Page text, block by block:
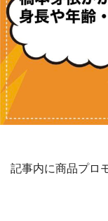
記事内に商品プロ